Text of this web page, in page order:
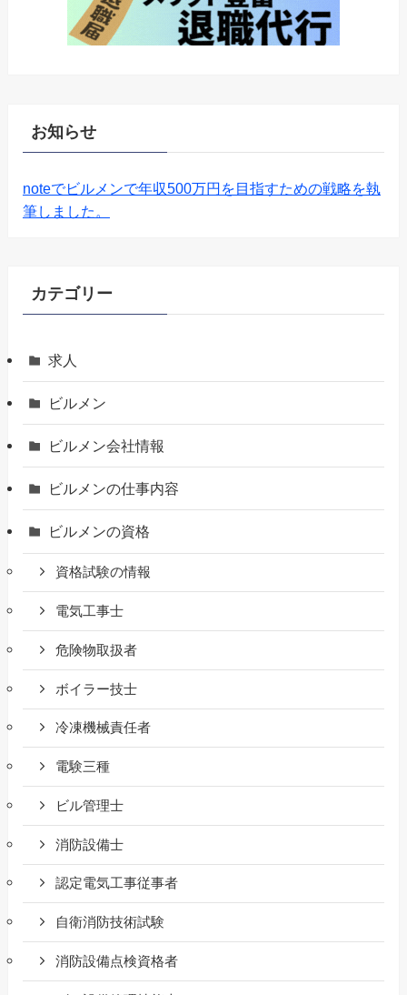
お知らせ
noteでビルメンで年収500万円を目指すための戦略を執
筆しました。
カテゴリー
求人
ビルメン
ビルメン会社情報
ビルメンの仕事内容
ビルメンの資格
資格試験の情報
電気工事士
危険物取扱者
ボイラー技士
冷凍機械責任者
電験三種
ビル管理士
消防設備士
認定電気工事従事者
自衛消防技術試験
消防設備点検資格者